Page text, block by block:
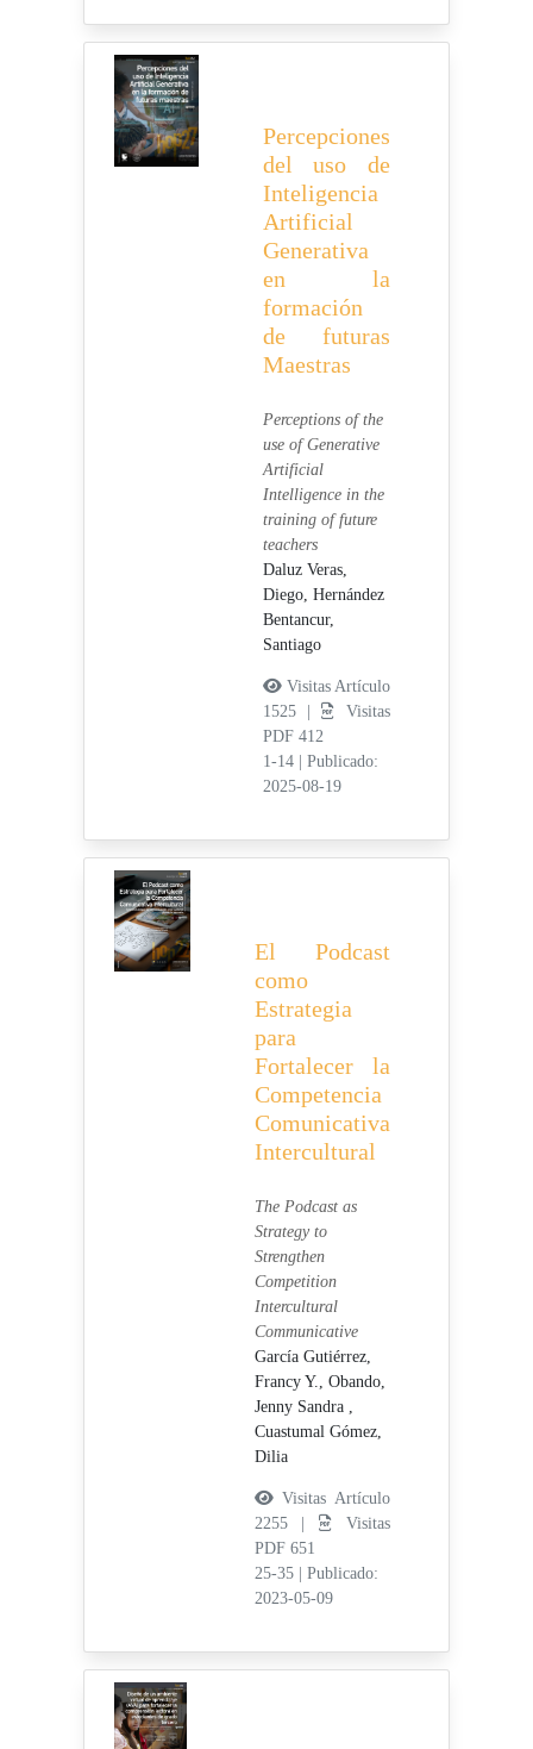
Percepciones
del uso de
Inteligencia
Artificial
Generativa
en la
formación
de futuras
Maestras
Perceptions of the
use of Generative
Artificial
Intelligence in the
training of future
teachers
Daluz Veras,
Diego, Hernández
Bentancur,
Santiago
Visitas Artículo
1525 |
Visitas
PDF 412
1-14
Publicado:
2025-08-19
El Podcast
como
Estrategia
para
Fortalecer la
Competencia
Comunicativa
Intercultural
The Podcast as
Strategy to
Strengthen
Competition
Intercultural
Communicative
García Gutiérrez,
Francy Y., Obando,
Jenny Sandra ,
Cuastumal Gómez,
Dilia
Visitas Artículo
2255 |
Visitas
PDF 651
25-35
Publicado:
2023-05-09